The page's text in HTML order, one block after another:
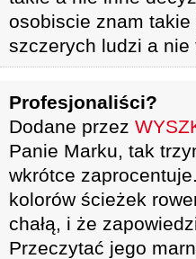
osobiscie znam takie
szczerych ludzi a nie
Profesjonaliści?
Dodane przez
Panie Marku, tak
wkrótce
kolorów ścieżek
chałą, i że
Przeczytać jego